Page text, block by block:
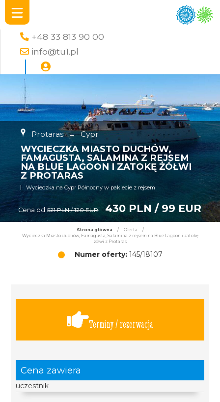
+48 33 813 90 00
info@tu1.pl
Protaras → Cypr
WYCIECZKA MIASTO DUCHÓW,
FAMAGUSTA, SALAMINA Z REJSEM
NA BLUE LAGOON I ZATOKĘ ŻÓŁWI
Z PROTARAS
Wycieczka na Cypr Północny w pakiecie z rejsem
Cena od 521 PLN / 120 EUR 430 PLN / 99 EUR
Strona główna / Oferta
/
Wycieczka Miasto duchów, Famagusta, Salamina z rejsem na Blue Lagoon i zatokę
żółwi z Protaras
Numer oferty:145/18107
Terminy / rezerwacja
Cena zawiera
uczestnik